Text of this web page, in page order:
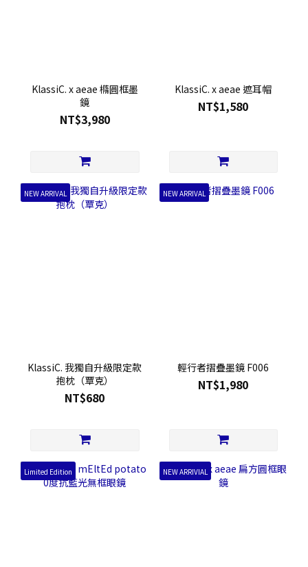
KlassiC. x aeae 橢圓框墨
鏡
NT$3,980
KlassiC. x aeae 遮耳帽
NT$1,580
NEW ARRIVAL
KlassiC. 我獨自升級限定款
抱枕（覃克）
NT$680
NEW ARRIVAL
輕行者摺疊墨鏡 F006
NT$1,980
Limited Edition NEW ARRIVIAL